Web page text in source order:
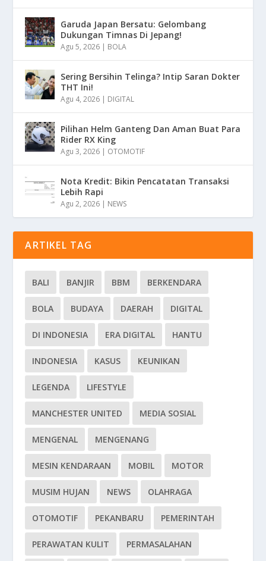
Garuda Japan Bersatu: Gelombang
Dukungan Timnas Di Jepang!
Agu 5, 2026 | BOLA
Sering Bersihin Telinga? Intip Saran Dokter
THT Ini!
Agu 4, 2026 | DIGITAL
Pilihan Helm Ganteng Dan Aman Buat Para
Rider RX King
Agu 3, 2026 | OTOMOTIF
Nota Kredit: Bikin Pencatatan Transaksi
Lebih Rapi
Agu 2, 2026 | NEWS
ARTIKEL TAG
BALI BANJIR BBM BERKENDARA
BOLA BUDAYA DAERAH DIGITAL
DI INDONESIA ERA DIGITAL HANTU
INDONESIA KASUS KEUNIKAN
LEGENDA LIFESTYLE
MANCHESTER UNITED MEDIA SOSIAL
MENGENAL MENGENANG
MESIN KENDARAAN MOBIL MOTOR
MUSIM HUJAN NEWS OLAHRAGA
OTOMOTIF PEKANBARU PEMERINTAH
PERAWATAN KULIT PERMASALAHAN